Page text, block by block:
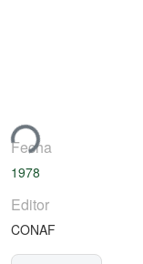
Fecha
1978
Editor
CONAF